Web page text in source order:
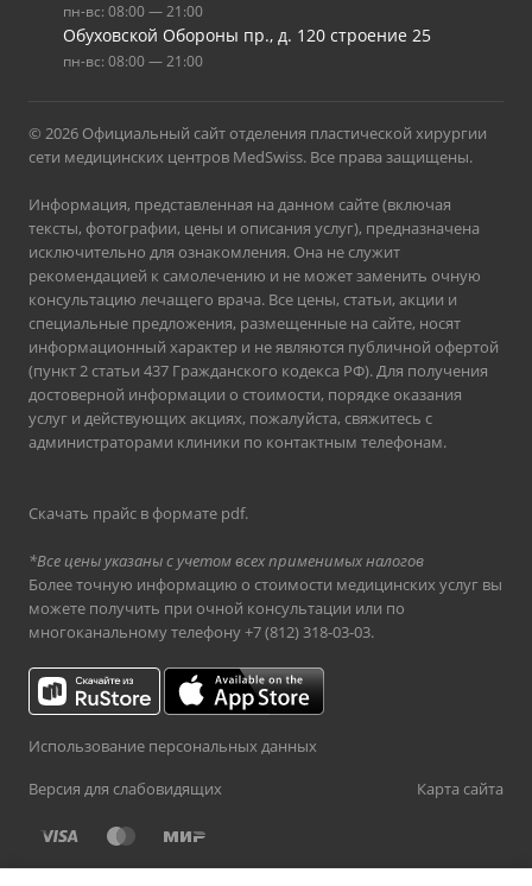
пн-вс: 08:00 — 21:00
Обуховской Обороны пр., д. 120 строение 25
пн-вс: 08:00 — 21:00
© 2026 Официальный сайт отделения пластической хирургии
сети медицинских центров MedSwiss. Все права защищены.
Информация, представленная на данном сайте (включая
тексты, фотографии, цены и описания услуг), предназначена
исключительно для ознакомления. Она не служит
рекомендацией к самолечению и не может заменить очную
консультацию лечащего врача. Все цены, статьи, акции и
специальные предложения, размещенные на сайте, носят
информационный характер и не являются публичной офертой
(пункт 2 статьи 437 Гражданского кодекса РФ). Для получения
достоверной информации о стоимости, порядке оказания
услуг и действующих акциях, пожалуйста, свяжитесь с
администраторами клиники по контактным телефонам.
Скачать прайс в формате pdf.
*Все цены указаны с учетом всех применимых налогов
Более точную информацию о стоимости медицинских услуг вы
можете получить при очной консультации или по
многоканальному телефону+7 (812) 318-03-03.
Использование персональных данных
Версия для слабовидящих
Карта сайта